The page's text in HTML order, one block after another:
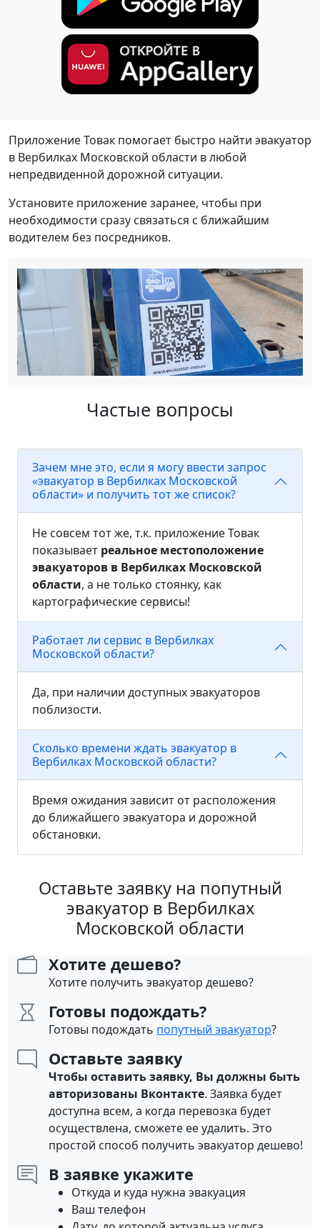
Приложение Товак помогает быстро найти эвакуатор
в Вербилках Московской области в любой
непредвиденной дорожной ситуации.
Установите приложение заранее, чтобы при
необходимости сразу связаться с ближайшим
водителем без посредников.
Частые вопросы
Зачем мне это, если я могу ввести запрос
«эвакуатор в Вербилках Московской
области» и получить тот же список?
Не совсем тот же, т.к. приложение Товак
показывает реальное местоположение
эвакуаторов в Вербилках Московской
области, а не только стоянку, как
картографические сервисы!
Работает ли сервис в Вербилках
Московской области?
Да, при наличии доступных эвакуаторов
поблизости.
Сколько времени ждать эвакуатор в
Вербилках Московской области?
Время ожидания зависит от расположения
до ближайшего эвакуатора и дорожной
обстановки.
Оставьте заявку на попутный
эвакуатор в Вербилках
Московской области
Хотите дешево?
Хотите получить эвакуатор дешево?
Готовы подождать?
Готовы подождать попутный эвакуатор?
Оставьте заявку
Чтобы оставить заявку, Вы должны быть
авторизованы Вконтакте. Заявка будет
доступна всем, а когда перевозка будет
осуществлена, сможете ее удалить. Это
простой способ получить эвакуатор дешево!
В заявке укажите
Откуда и куда нужна эвакуация
Ваш телефон